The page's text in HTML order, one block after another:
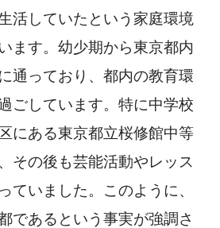
活していたという家庭環境
ます。幼少期から東京都内
通っており、都内の教育環
ごしています。特に中学校
にある東京都立桜修館中等
その後も芸能活動やレッス
ていました。このように、
であるという事実が強調さ